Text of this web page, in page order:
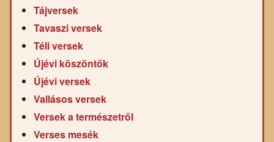
Tájversek
Tavaszi versek
Téli versek
Újévi köszöntők
Újévi versek
Vallásos versek
Versek a természetről
Verses mesék